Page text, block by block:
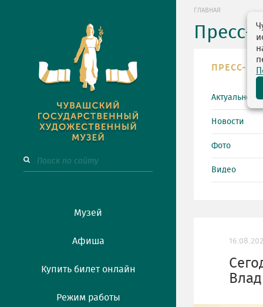
Музей
Афиша
Купить билет онлайн
Режим работы
ГЛАВНАЯ
Пресс-
ПРЕСС-
Актуально
Новости
Фото
Видео